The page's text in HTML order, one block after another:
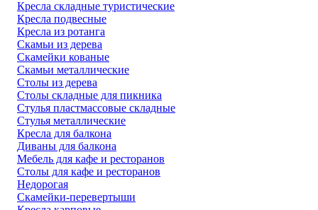
Кресла складные туристические
Кресла подвесные
Кресла из ротанга
Скамьи из дерева
Скамейки кованые
Скамьи металлические
Столы из дерева
Столы складные для пикника
Стулья пластмассовые складные
Стулья металлические
Кресла для балкона
Диваны для балкона
Мебель для кафе и ресторанов
Столы для кафе и ресторанов
Недорогая
Скамейки-перевертыши